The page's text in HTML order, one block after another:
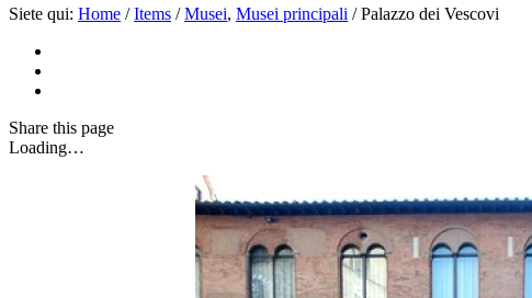
Siete qui: Home / Items / Musei, Musei principali / Palazzo dei Vescovi
Share this page
Loading…